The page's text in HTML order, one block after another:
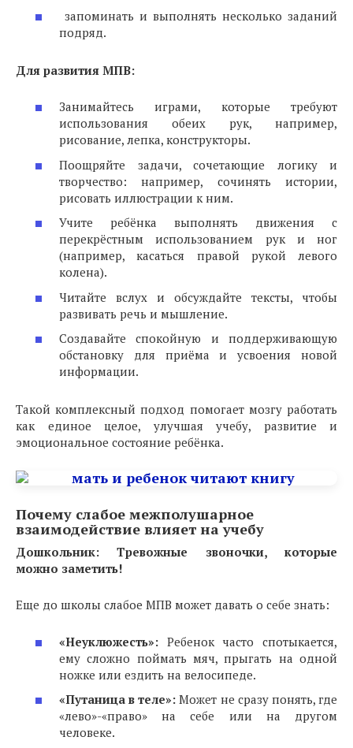
запоминать и выполнять несколько заданий
подряд.
Для развития МПВ:
Занимайтесь играми, которые требуют
использования обеих рук, например,
рисование, лепка, конструкторы.
Поощряйте задачи, сочетающие логику и
творчество: например, сочинять истории,
рисовать иллюстрации к ним.
Учите ребёнка выполнять движения с
перекрёстным использованием рук и ног
(например, касаться правой рукой левого
колена).
Читайте вслух и обсуждайте тексты, чтобы
развивать речь и мышление.
Создавайте спокойную и поддерживающую
обстановку для приёма и усвоения новой
информации.
Такой комплексный подход помогает мозгу работать
как единое целое, улучшая учебу, развитие и
эмоциональное состояние ребёнка.
Почему слабое межполушарное
взаимодействие влияет на учебу
Дошкольник: Тревожные звоночки, которые
можно заметить!
Еще до школы слабое МПВ может давать о себе знать:
«Неуклюжесть»: Ребенок часто спотыкается,
ему сложно поймать мяч, прыгать на одной
ножке или ездить на велосипеде.
«Путаница в теле»: Может не сразу понять, где
«лево»-«право» на себе или на другом
человеке.